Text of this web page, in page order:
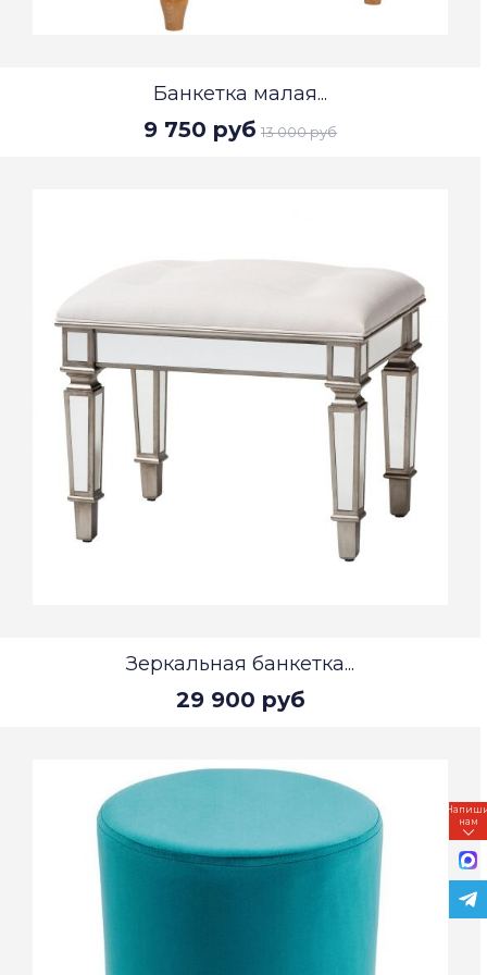
Банкетка малая...
9 750 руб 13 000 руб
Зеркальная банкетка...
29 900 руб
нам